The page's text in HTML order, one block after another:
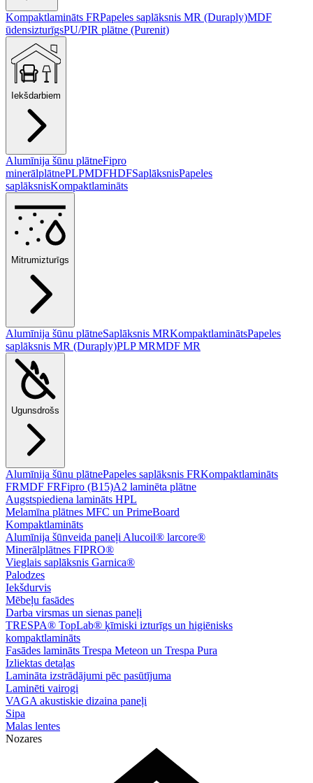
Kompaktlamināts FRPapeles saplāksnis MR (Duraply)MDF
ūdensizturīgsPU/PIR plātne (Purenit)
Iekšdarbiem
Alumīnija šūnu plātneFipro
minerālplātnePLPMDFHDFSaplāksnisPapeles
saplāksnisKompaktlamināts
Mitrumizturīgs
Alumīnija šūnu plātneSaplāksnis MRKompaktlaminātsPapeles
saplāksnis MR (Duraply)PLP MRMDF MR
Ugunsdrošs
Alumīnija šūnu plātnePapeles saplāksnis FRKompaktlamināts
FRMDF FRFipro (B15)A2 laminēta plātne
Augstspiediena lamināts HPL
Melamīna plātnes MFC un PrimeBoard
Kompaktlamināts
Alumīnija šūnveida paneļi Alucoil® larcore®
Minerālplātnes FIPRO®
Vieglais saplāksnis Garnica®
Palodzes
Iekšdurvis
Mēbeļu fasādes
Darba virsmas un sienas paneļi
TRESPA® TopLab® ķīmiski izturīgs un higiēnisks
kompaktlamināts
Fasādes lamināts Trespa Meteon un Trespa Pura
Izliektas detaļas
Lamināta izstrādājumi pēc pasūtījuma
Laminēti vairogi
VAGA akustiskie dizaina paneļi
Sipa
Malas lentes
Nozares